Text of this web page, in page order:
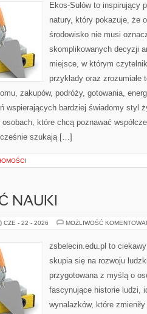
Ekos-Sułów to inspirujący
natury, który pokazuje, że
środowisko nie musi
skomplikowanych decyzji
miejsce, w którym
przykłady oraz
zakupów, podróży, gotowania,
wspierających bardziej świadomy styl
które chcą poznawać
szukają […]
NAUKI
CZE - 22 - 2026 MOŻLIWOŚĆ
zsbelecin.edu.pl to
skupia się na rozwoju
przygotowana z myślą o
fascynujące historie ludzi,
wynalazków, które